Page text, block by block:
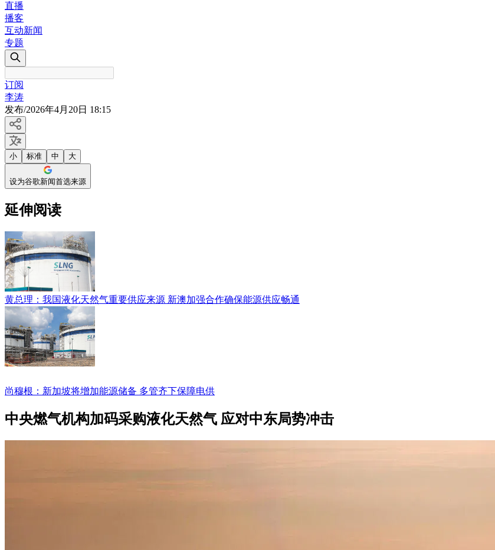
直播
播客
互动新闻
专题
订阅
李涛
发布/2026年4月20日 18:15
小 标准 中 大
设为谷歌新闻首选来源
延伸阅读
黄总理：我国液化天然气重要供应来源 新澳加强合作确保能源供应畅通
尚穆根：新加坡将增加能源储备 多管齐下保障电供
中央燃气机构加码采购液化天然气 应对中东局势冲击